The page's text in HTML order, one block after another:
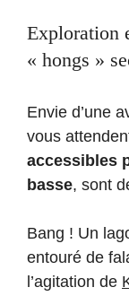
Exploration
« hongs »
Envie d’une
vous
accessibles
basse, sont
Bang ! Un
entouré de
l’agitation de